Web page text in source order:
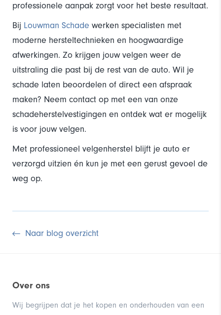
professionele aanpak zorgt voor het beste resultaat.
Bij Louwman Schade werken specialisten met
moderne hersteltechnieken en hoogwaardige
afwerkingen. Zo krijgen jouw velgen weer de
uitstraling die past bij de rest van de auto. Wil je
schade laten beoordelen of direct een afspraak
maken? Neem contact op met een van onze
schadeherstelvestigingen en ontdek wat er mogelijk
is voor jouw velgen.
Met professioneel velgenherstel blijft je auto er
verzorgd uitzien én kun je met een gerust gevoel de
weg op.
Naar blog overzicht
Over ons
Wij begrijpen dat je het kopen en onderhouden van een